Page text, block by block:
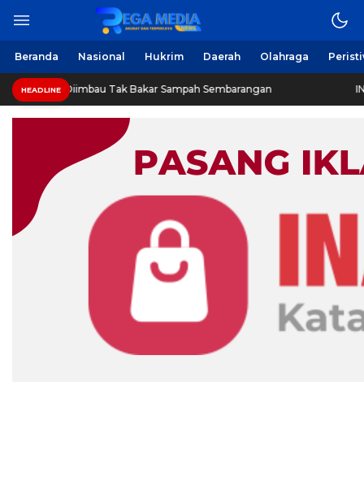
Beranda Nasional Hukrim Daerah Olahraga
HEADLINETak Bakar Sampah Sembarangan